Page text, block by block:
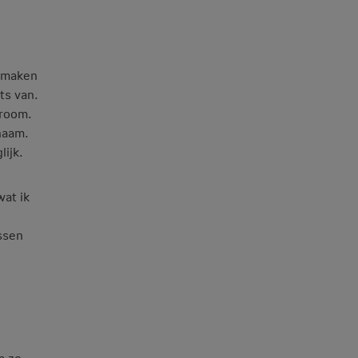
van.
ik